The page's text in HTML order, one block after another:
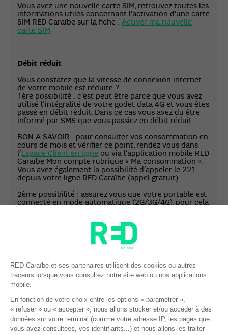
Vous avez une nouvelle carte SIM, retrouvez toutes les
informations utiles concernant l’activation d’une carte
SIM RED Caraïbe sur la fiche :Activer ma nouvelle
carte SIM
Débit réduit
Vous constatez que la vitesse de connexion internet
de votre mobile est réduite ?
1ère possibilité : c’est peut être parce que vous avez
utilisé l’intégralité de votre godet data 4G et vous êtes
passé en débit réduit. Dans ce cas vous avez du être
informé par SMS que vous passiez en débit réduit.
BON A SAVOIR : pour consulter vos consommation en
cours de mois et vérifier ce point, rendez vous dans
l’Espace Client en ligne ou via l’application mobile RED
Caraïbe Mon compte rubrique « Ma consommation ».
Vous avez également la possibilité d’appeler le 221
depuis votre ligne RED Caraïbe (appel gratuit)
2ème possibilité : assurez-vous que votre portable est
connecté en mode automatique (2G/3G/4G), pour cela
Sélectionnez « Paramètres » ou « Réglages » sur
l’écran de votre mobile,
Sélectionnez « Réseaux mobiles » ou « Données
Assurez-vous que le « Mode réseau » est en
automatique ou que le réseau 4G (ou LTE) est
sélectionné
Éteignez puis rallumez votre téléphone.